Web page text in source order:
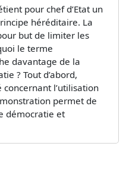
pour chef d’Etat un
héréditaire. La
but de limiter les
le terme
davantage de la
? Tout d’abord,
l’utilisation
permet de
démocratie et